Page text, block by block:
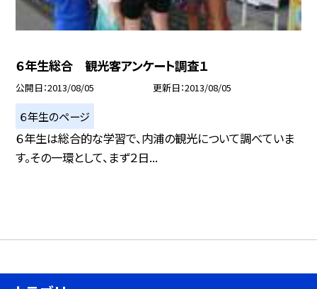
６年生総合 観光客アンケート調査１
公開日 2013/08/05 更新日 2013/08/05
６年生のページ
６年生は総合的な学習で、内浦の観光について調べていま
す。その一環として、まず２日...